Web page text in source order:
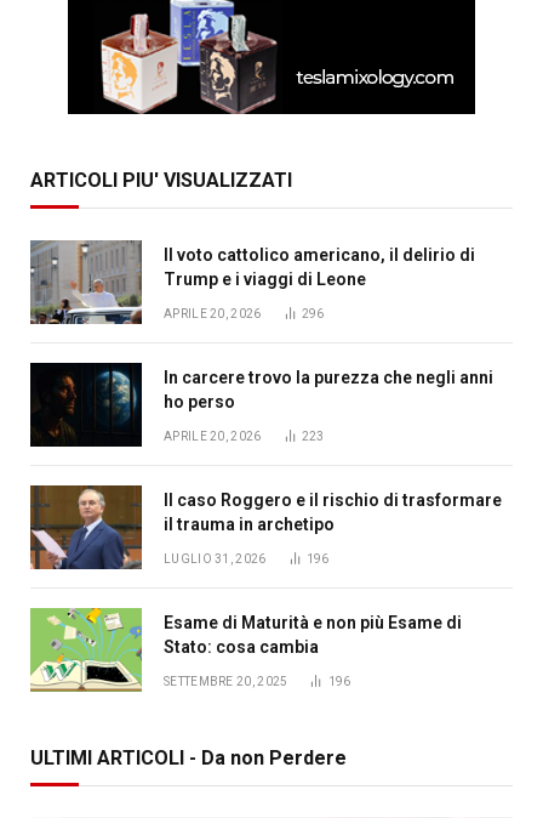
ARTICOLI PIU' VISUALIZZATI
Il voto cattolico americano, il delirio di
Trump e i viaggi di Leone
APRILE 20, 2026 296
In carcere trovo la purezza che negli anni
ho perso
APRILE 20, 2026 223
Il caso Roggero e il rischio di trasformare
il trauma in archetipo
LUGLIO 31, 2026 196
Esame di Maturità e non più Esame di
Stato: cosa cambia
SETTEMBRE 20, 2025 196
ULTIMI ARTICOLI - Da non Perdere